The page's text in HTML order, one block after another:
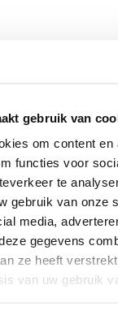
gebruik van
om content en
functies voor
te
gebruik van onze
media,
gegevens
ze heeft
van uw gebruik